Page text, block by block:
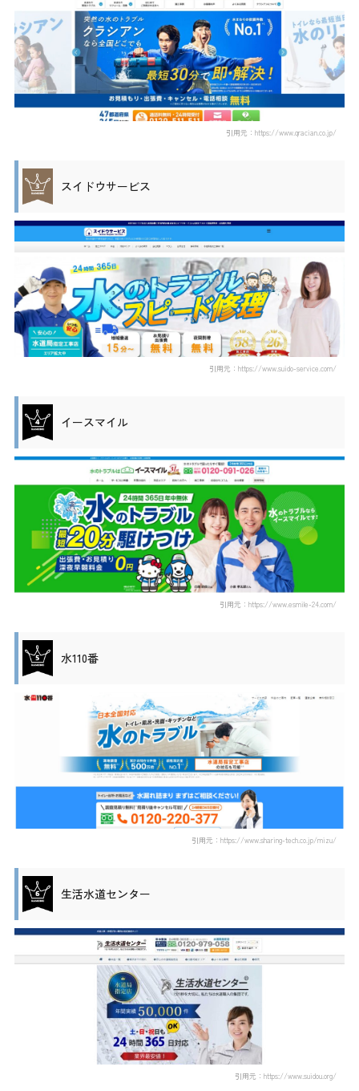
引用元：https://www.qracian.co.jp/
スイドウサービス
引用元：https://www.suido-service.com/
イースマイル
引用元：https://www.esmile-24.com/
水110番
引用元：https://www.sharing-tech.co.jp/mizu/
生活水道センター
引用元：https://www.suidou.org/